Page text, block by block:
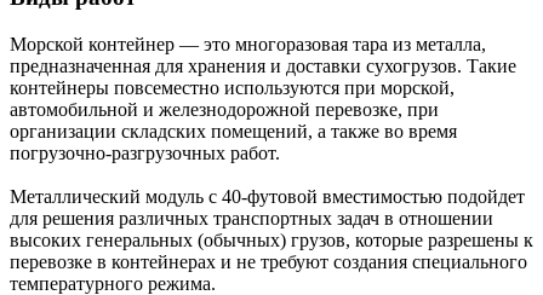
Морской контейнер — это многоразовая тара из металла,
предназначенная для хранения и доставки сухогрузов. Такие
контейнеры повсеместно используются при морской,
автомобильной и железнодорожной перевозке, при
организации складских помещений, а также во время
погрузочно-разгрузочных работ.
Металлический модуль с 40-футовой вместимостью подойдет
для решения различных транспортных задач в отношении
высоких генеральных (обычных) грузов, которые разрешены к
перевозке в контейнерах и не требуют создания специального
температурного режима.